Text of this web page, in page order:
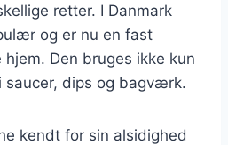
retter. I Danmark
og er nu en fast
Den bruges ikke kun
saucer, dips og bagværk.
kendt for sin alsidighed